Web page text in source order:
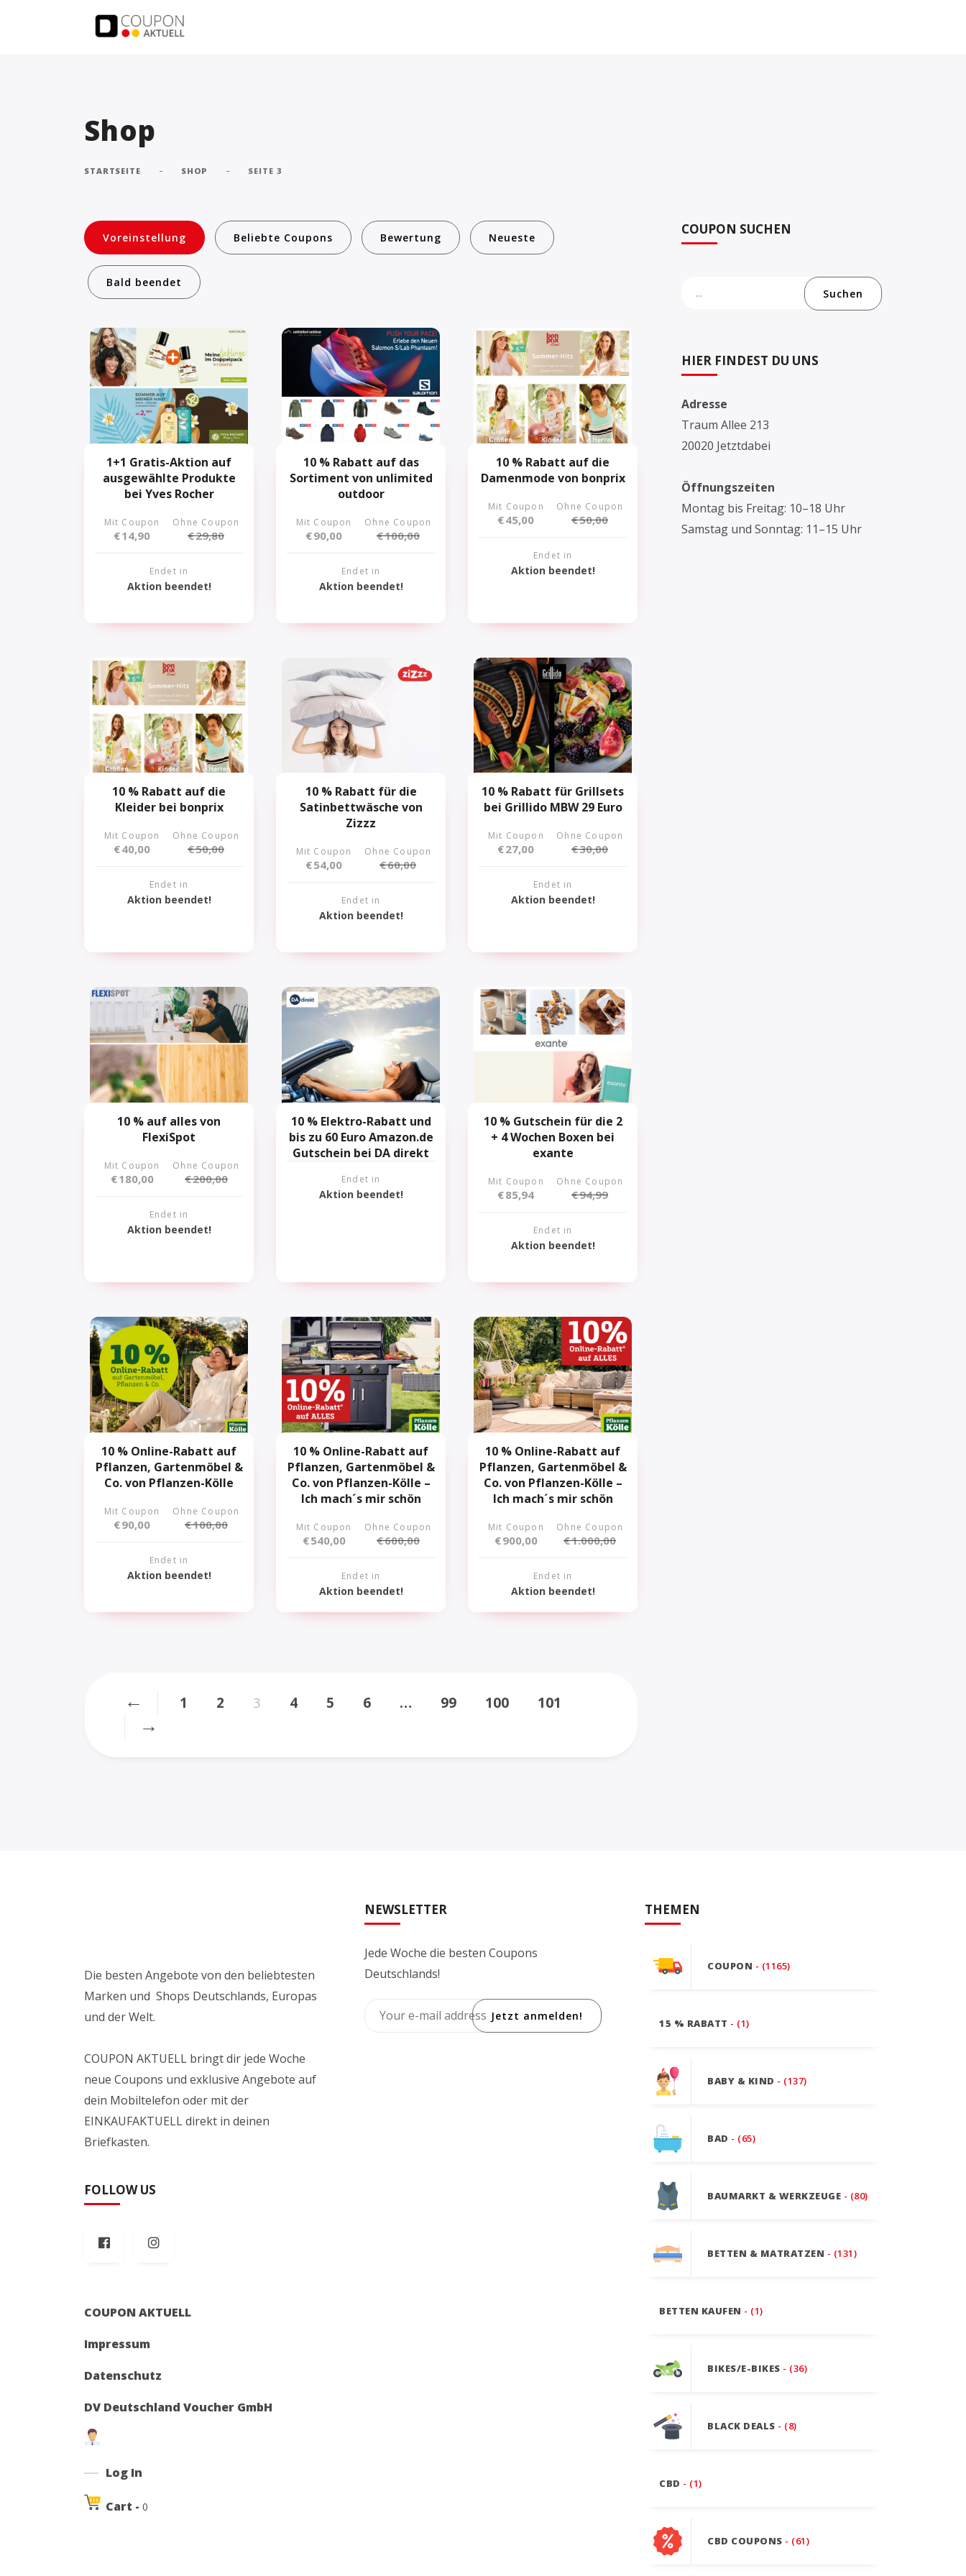
Shop
STARTSEITE - SHOP - SEITE 3
Voreinstellung Beliebte Coupons Bewertung Neueste
Bald beendet
1+1 Gratis-Aktion auf
ausgewählte Produkte
bei Yves Rocher
Mit Coupon
€14,90
Ohne Coupon
€29,80
Endet in
Aktion beendet!
10 % Rabatt auf das
Sortiment von unlimited
outdoor
Mit Coupon
€90,00
Ohne Coupon
€100,00
Endet in
Aktion beendet!
10 % Rabatt auf die
Damenmode von bonprix
Mit Coupon
€45,00
Ohne Coupon
€50,00
Endet in
Aktion beendet!
10 % Rabatt auf die
Kleider bei bonprix
Mit Coupon
€40,00
Ohne Coupon
€50,00
Endet in
Aktion beendet!
10 % Rabatt für die
Satinbettwäsche von
Zizzz
Mit Coupon
€54,00
Ohne Coupon
€60,00
Endet in
Aktion beendet!
10 % Rabatt für Grillsets
bei Grillido MBW 29 Euro
Mit Coupon
€27,00
Ohne Coupon
€30,00
Endet in
Aktion beendet!
10 % auf alles von
FlexiSpot
Mit Coupon
€180,00
Ohne Coupon
€200,00
Endet in
Aktion beendet!
10 % Elektro-Rabatt und
bis zu 60 Euro Amazon.de
Gutschein bei DA direkt
Endet in
Aktion beendet!
10 % Gutschein für die 2
+ 4 Wochen Boxen bei
exante
Mit Coupon
€85,94
Ohne Coupon
€94,99
Endet in
Aktion beendet!
10 % Online-Rabatt auf
Pflanzen, Gartenmöbel &
Co. von Pflanzen-Kölle
Mit Coupon
€90,00
Ohne Coupon
€100,00
Endet in
Aktion beendet!
10 % Online-Rabatt auf
Pflanzen, Gartenmöbel &
Co. von Pflanzen-Kölle –
Ich mach´s mir schön
Mit Coupon
€540,00
Ohne Coupon
€600,00
Endet in
Aktion beendet!
10 % Online-Rabatt auf
Pflanzen, Gartenmöbel &
Co. von Pflanzen-Kölle –
Ich mach´s mir schön
Mit Coupon
€900,00
Ohne Coupon
€1.000,00
Endet in
Aktion beendet!
← 1 2 3 4 5 6 … 99 100 101
→
COUPON SUCHEN
Suchen
HIER FINDEST DU UNS
Adresse
Traum Allee 213
20020 Jetztdabei
Öffnungszeiten
Montag bis Freitag: 10–18 Uhr
Samstag und Sonntag: 11–15 Uhr
Die besten Angebote von den beliebtesten
Marken und Shops Deutschlands, Europas
und der Welt.
COUPON AKTUELL bringt dir jede Woche
neue Coupons und exklusive Angebote auf
dein Mobiltelefon oder mit der
EINKAUFAKTUELL direkt in deinen
Briefkasten.
FOLLOW US
COUPON AKTUELL
Impressum
Datenschutz
DV Deutschland Voucher GmbH
Log In
Cart - 0
NEWSLETTER
Jede Woche die besten Coupons
Deutschlands!
Jetzt anmelden!
THEMEN
COUPON - (1165)
15 % RABATT - (1)
BABY & KIND - (137)
BAD - (65)
BAUMARKT & WERKZEUGE - (80)
BETTEN & MATRATZEN - (131)
BETTEN KAUFEN - (1)
BIKES/E-BIKES - (36)
BLACK DEALS - (8)
CBD - (1)
CBD COUPONS - (61)